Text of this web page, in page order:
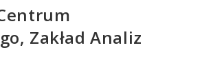
Zakład Analiz